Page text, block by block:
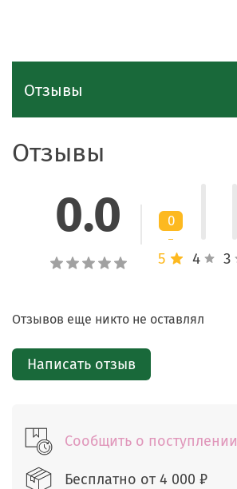
Отзывы
Отзывы
0.0 0
5 4 3
Отзывов еще никто не оставлял
Написать отзыв
Сообщить о поступлении
Бесплатно от 4 000 ₽